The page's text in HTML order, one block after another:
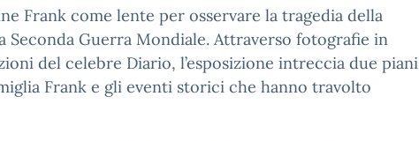
Frank come lente per osservare la tragedia della
Guerra Mondiale. Attraverso fotografie in
del celebre Diario, l’esposizione intreccia due piani
Frank e gli eventi storici che hanno travolto